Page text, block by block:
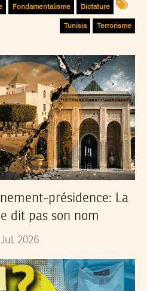
Dictature
Fondamentalisme
Terrorisme
Tunisia
présidence: La
dit pas son nom
Jul 2026